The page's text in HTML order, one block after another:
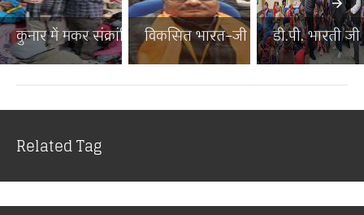
कुनार में मकर संक्रांति पर...विकसित भारत–जी राम जी जनज...
डी.पी. भारती
Related Tag